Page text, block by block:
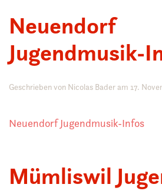
Neuendorf
Jugendmusik-
Geschrieben von Nicolas Bader am 17.
Neuendorf Jugendmusik-Infos
Mümliswil